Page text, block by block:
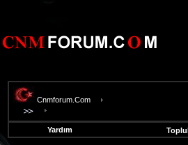
Cnmforum.Com
Yardım